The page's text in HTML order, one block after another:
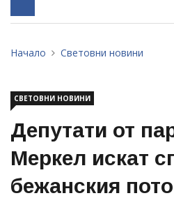
Начало Световни новини
СВЕТОВНИ НОВИНИ
Депутати от
Меркел искат
бежанския